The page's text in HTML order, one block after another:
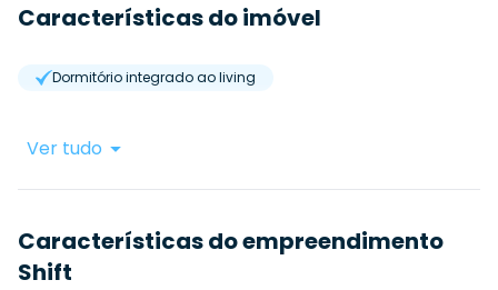
Características do imóvel
Dormitório integrado ao living
Ver tudo
Características do empreendimento
Shift